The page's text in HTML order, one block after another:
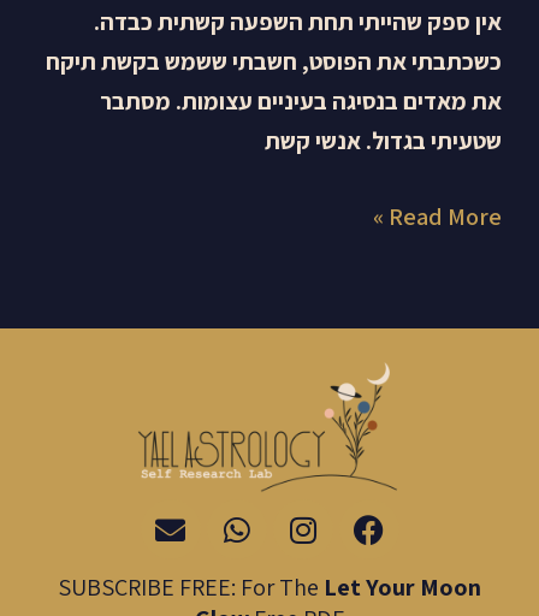
אין ספק שהייתי תחת השפעה קשתית כבדה.
כשכתבתי את הפוסט, חשבתי ששמש בקשת תיקח
את מאדים בנסיגה בעיניים עצומות. מסתבר
שטעיתי בגדול. אנשי קשת
Read More »
F
a
c
e
I
n
s
t
W
h
a
t
E
n
v
e
SUBSCRIBE FREE: For The Let Your Moon